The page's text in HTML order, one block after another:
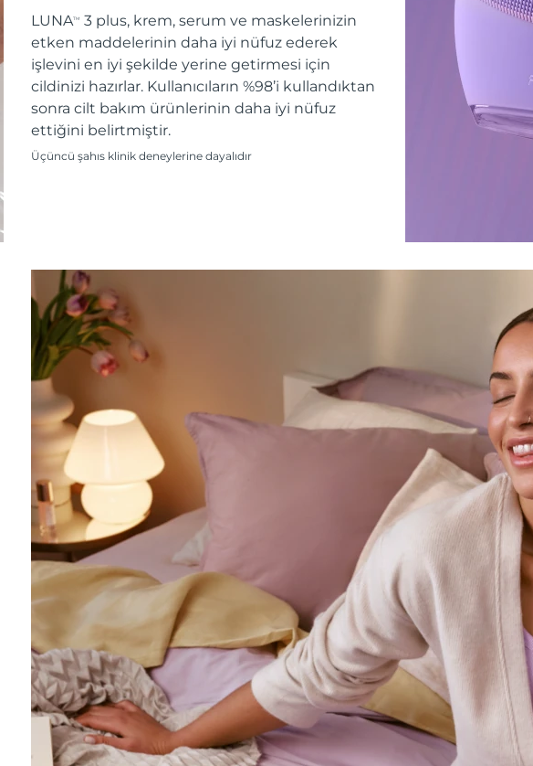
LUNATM
3 plus, krem, serum ve maskelerinizin
etken maddelerinin daha iyi nüfuz ederek
işlevini en iyi şekilde yerine getirmesi için
cildinizi hazırlar. Kullanıcıların %98’i kullandıktan
sonra cilt bakım ürünlerinin daha iyi nüfuz
ettiğini belirtmiştir.
Üçüncü şahıs klinik deneylerine dayalıdır